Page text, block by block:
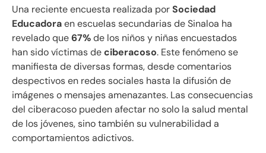
Una reciente encuesta realizada porSociedad
Educadoraen escuelas secundarias de Sinaloa ha
revelado que67%de los niños y niñas encuestados
han sido víctimas deciberacoso. Este fenómeno se
manifiesta de diversas formas, desde comentarios
despectivos en redes sociales hasta la difusión de
imágenes o mensajes amenazantes. Las consecuencias
del ciberacoso pueden afectar no solo la salud mental
de los jóvenes, sino también su vulnerabilidad a
comportamientos adictivos.